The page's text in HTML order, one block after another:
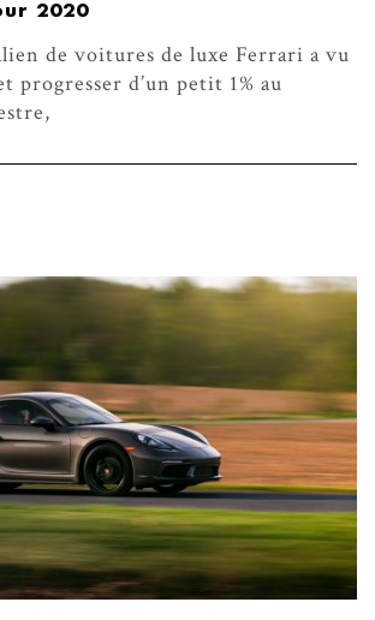
2020
de voitures de luxe Ferrari a vu
progresser d’un petit 1% au